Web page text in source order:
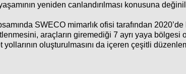
yeniden canlandırılması konusuna
SWECO mimarlık ofisi tarafından
araçların giremediği 7 ayrı yaya
oluşturulmasını da içeren çeşitli